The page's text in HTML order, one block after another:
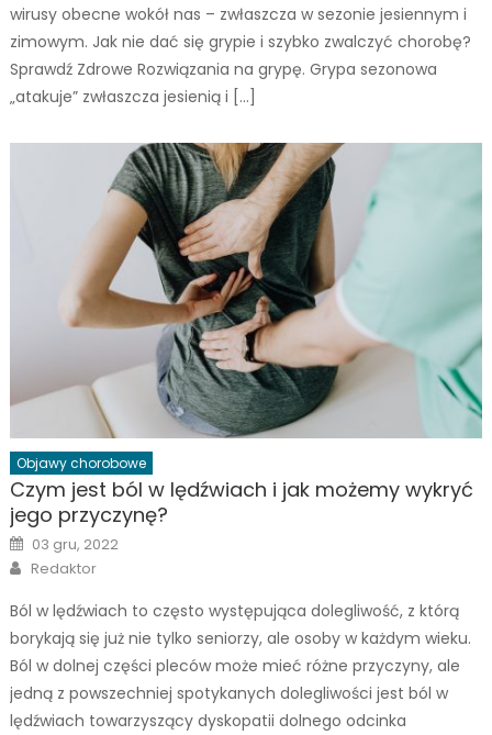
wirusy obecne wokół nas – zwłaszcza w sezonie jesiennym i
zimowym. Jak nie dać się grypie i szybko zwalczyć chorobę?
Sprawdź Zdrowe Rozwiązania na grypę. Grypa sezonowa
„atakuje” zwłaszcza jesienią i […]
Objawy chorobowe
Czym jest ból w lędźwiach i jak możemy wykryć
jego przyczynę?
Posted
on
03 gru, 2022
Author
Redaktor
Ból w lędźwiach to często występująca dolegliwość, z którą
borykają się już nie tylko seniorzy, ale osoby w każdym wieku.
Ból w dolnej części pleców może mieć różne przyczyny, ale
jedną z powszechniej spotykanych dolegliwości jest ból w
lędźwiach towarzyszący dyskopatii dolnego odcinka